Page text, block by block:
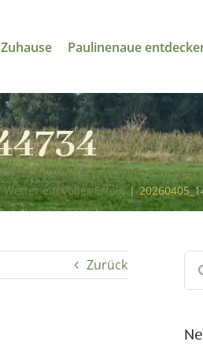
Paulinenaue
ein voller Erfolg |
Zurück